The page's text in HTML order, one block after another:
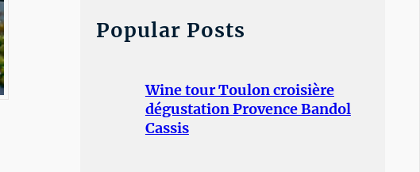
h
Popular Posts
Wine tour Toulon croisière
dégustation Provence Bandol
Cassis